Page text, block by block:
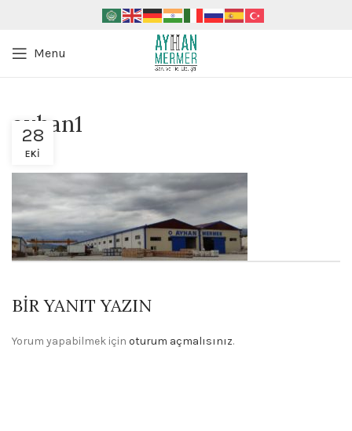
Menu
ayhan1
28
EKI
BIR YANIT YAZIN
Yorum yapabilmek için oturum açmalısınız.